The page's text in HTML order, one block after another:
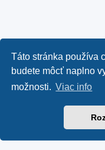
Táto stránka používa
budete môcť naplno
možnosti. Viac info